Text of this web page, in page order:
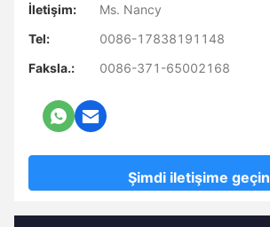
İletişim:
Ms. Nancy
Tel:
0086-17838191148
Faksla.:
0086-371-65002168
Şimdi iletişime geçin